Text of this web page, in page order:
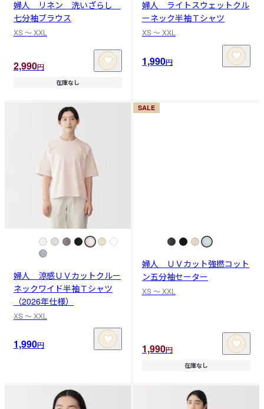
婦人 リネン 洗いざらし
七分袖ブラウス
XS 〜 XXL
2,990円
在庫なし
婦人 ライトスウェットクル
ーネック半袖Ｔシャツ
XS 〜 XXL
1,990円
婦人 涼感ＵＶカットクルー
ネックワイド半袖Ｔシャツ
（2026年仕様）
XS 〜 XXL
1,990円
SALE
婦人 ＵＶカット強撚コット
ン五分袖セーター
XS 〜 XXL
1,990円
在庫なし